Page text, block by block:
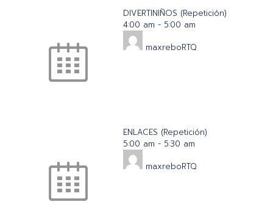
DIVERTINIÑOS (Repetición)
4:00 am - 5:00 am
maxreboRTQ
ENLACES (Repetición)
5:00 am - 5:30 am
maxreboRTQ